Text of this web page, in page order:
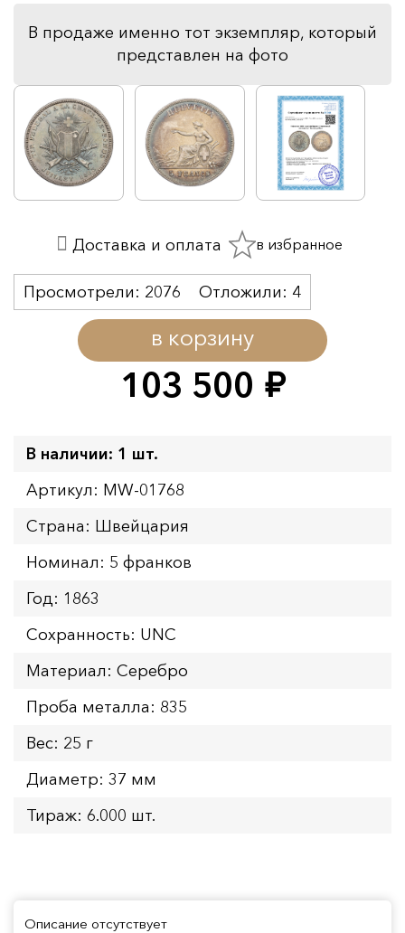
В продаже именно тот экземпляр, который
представлен на фото
103 500 руб.
в корзину
Просмотрели: 2076 Отложили: 4
Доставка и оплата в избранное
В наличии: 1 шт.
Артикул: MW-01768
Страна: Швейцария
Номинал: 5 франков
Год: 1863
Сохранность: UNC
Материал: Серебро
Проба металла: 835
Вес: 25 г
Диаметр: 37 мм
Тираж: 6.000 шт.
Описание отсутствует